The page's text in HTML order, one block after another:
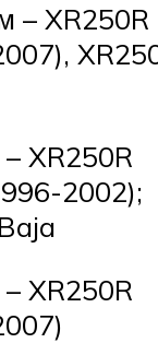
– XR250R
XR250R
2002);
XR250R